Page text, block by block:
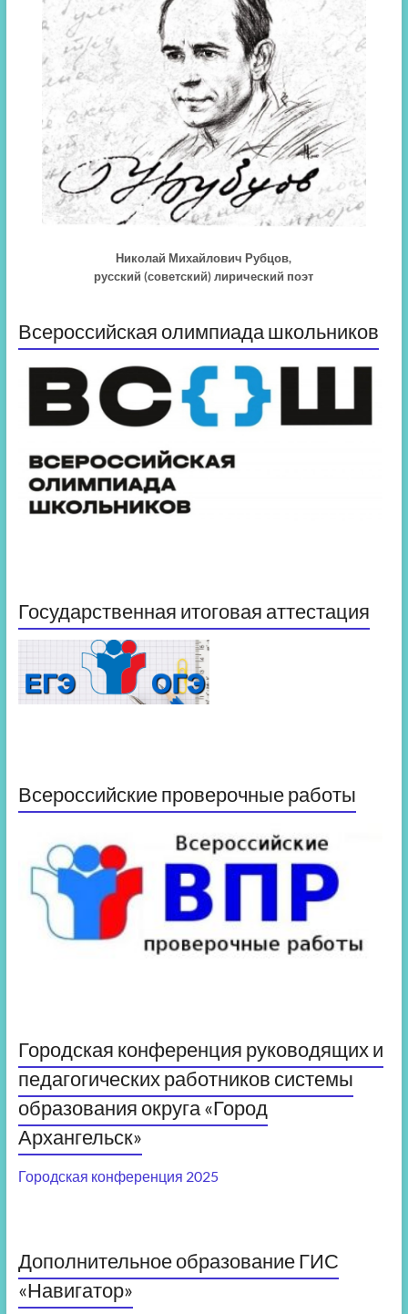
Николай Михайлович Рубцов,
русский (советский) лирический поэт
Всероссийская олимпиада школьников
Государственная итоговая аттестация
Всероссийские проверочные работы
Городская конференция руководящих и
педагогических работников системы
образования округа «Город
Архангельск»
Городская конференция 2025
Дополнительное образование ГИС
«Навигатор»